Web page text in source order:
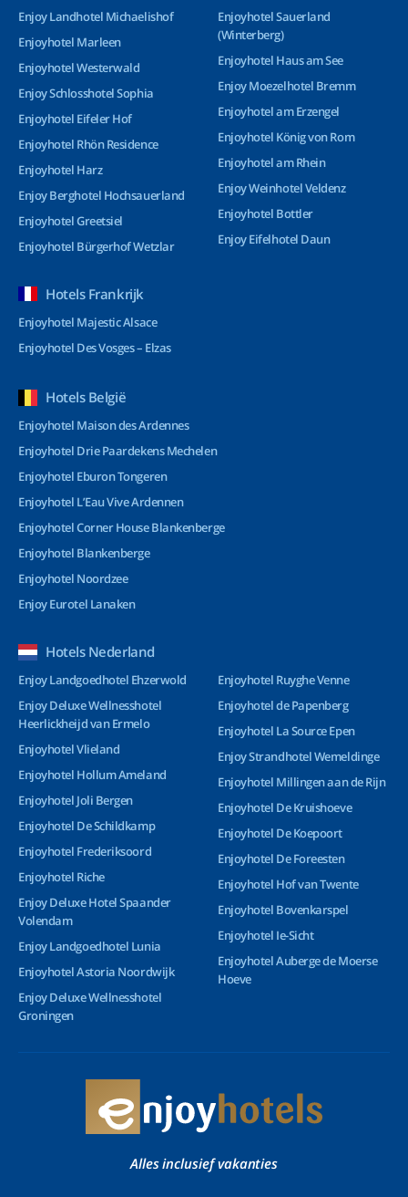
Enjoy Landhotel Michaelishof
Enjoyhotel Marleen
Enjoyhotel Westerwald
Enjoy Schlosshotel Sophia
Enjoyhotel Eifeler Hof
Enjoyhotel Rhön Residence
Enjoyhotel Harz
Enjoy Berghotel Hochsauerland
Enjoyhotel Greetsiel
Enjoyhotel Bürgerhof Wetzlar
Enjoyhotel Sauerland
(Winterberg)
Enjoyhotel Haus am See
Enjoy Moezelhotel Bremm
Enjoyhotel am Erzengel
Enjoyhotel König von Rom
Enjoyhotel am Rhein
Enjoy Weinhotel Veldenz
Enjoyhotel Bottler
Enjoy Eifelhotel Daun
Hotels Frankrijk
Enjoyhotel Majestic Alsace
Enjoyhotel Des Vosges – Elzas
Hotels België
Enjoyhotel Maison des Ardennes
Enjoyhotel Drie Paardekens Mechelen
Enjoyhotel Eburon Tongeren
Enjoyhotel L’Eau Vive Ardennen
Enjoyhotel Corner House Blankenberge
Enjoyhotel Blankenberge
Enjoyhotel Noordzee
Enjoy Eurotel Lanaken
Hotels Nederland
Enjoy Landgoedhotel Ehzerwold
Enjoy Deluxe Wellnesshotel
Heerlickheijd van Ermelo
Enjoyhotel Vlieland
Enjoyhotel Hollum Ameland
Enjoyhotel Joli Bergen
Enjoyhotel De Schildkamp
Enjoyhotel Frederiksoord
Enjoyhotel Riche
Enjoy Deluxe Hotel Spaander
Volendam
Enjoy Landgoedhotel Lunia
Enjoyhotel Astoria Noordwijk
Enjoy Deluxe Wellnesshotel
Groningen
Enjoyhotel Ruyghe Venne
Enjoyhotel de Papenberg
Enjoyhotel La Source Epen
Enjoy Strandhotel Wemeldinge
Enjoyhotel Millingen aan de Rijn
Enjoyhotel De Kruishoeve
Enjoyhotel De Koepoort
Enjoyhotel De Foreesten
Enjoyhotel Hof van Twente
Enjoyhotel Bovenkarspel
Enjoyhotel Ie-Sicht
Enjoyhotel Auberge de Moerse
Hoeve
Alles inclusief vakanties